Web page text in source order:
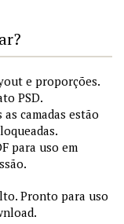
e proporções.
PSD.
camadas estão
para uso em
Pronto para uso